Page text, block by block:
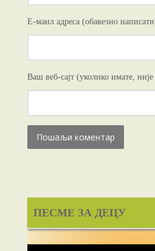
Е-маил адреса (обавезно
Ваш веб-сајт (уколико имате,
ПЕСМЕ ЗА ДЕЦУ